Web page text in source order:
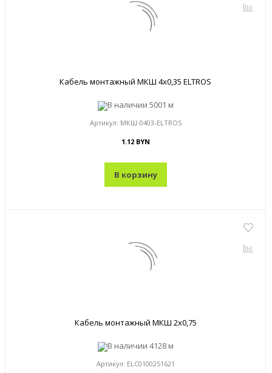
Кабель монтажный МКШ 4x0,35 ELTROS
В наличии 5001 м
Артикул: МКШ-0403-ELTROS
1.12 BYN
В корзину
Кабель монтажный МКШ 2x0,75
В наличии 4128 м
Артикул: ELC0100251621